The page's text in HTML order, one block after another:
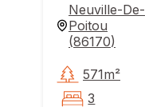
Neuville-De-
Poitou
(86170)
571m²
3